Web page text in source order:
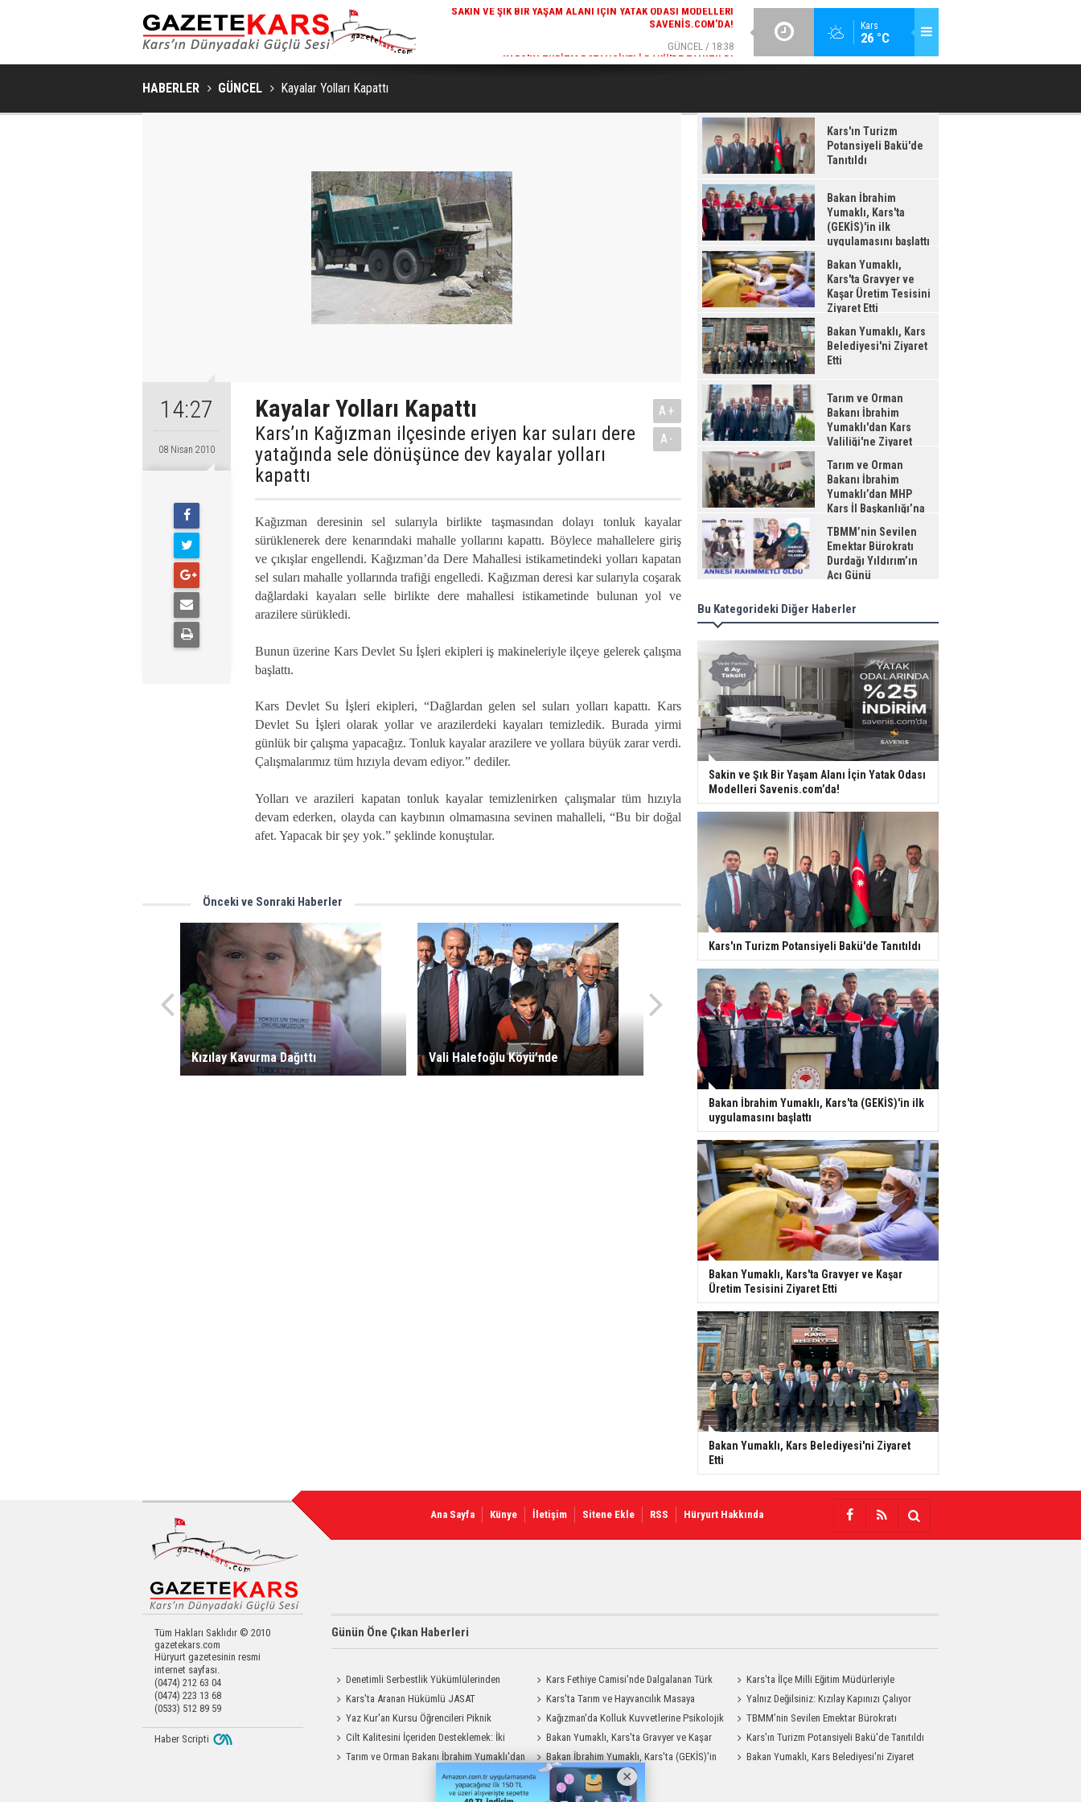
Kars
26 °C
GÜNCEL / 18:38
BAKAN İBRAHIM YUMAKLI, KARS'TA (GEKİS)'IN ILK
HABERLER GÜNCEL Kayalar Yolları Kapattı
14:27
08 Nisan 2010
Kayalar Yolları Kapattı
Kars’ın Kağızman ilçesinde eriyen kar suları dere
yatağında sele dönüşünce dev kayalar yolları
kapattı
A+
A-
Kağızman deresinin sel sularıyla birlikte taşmasından dolayı tonluk kayalar
sürüklenerek dere kenarındaki mahalle yollarını kapattı. Böylece mahallelere giriş
ve çıkışlar engellendi. Kağızman’da Dere Mahallesi istikametindeki yolları kapatan
sel suları mahalle yollarında trafiği engelledi. Kağızman deresi kar sularıyla coşarak
dağlardaki kayaları selle birlikte dere mahallesi istikametinde bulunan yol ve
arazilere sürükledi.
Bunun üzerine Kars Devlet Su İşleri ekipleri iş makineleriyle ilçeye gelerek çalışma
başlattı.
Kars Devlet Su İşleri ekipleri, “Dağlardan gelen sel suları yolları kapattı. Kars
Devlet Su İşleri olarak yollar ve arazilerdeki kayaları temizledik. Burada yirmi
günlük bir çalışma yapacağız. Tonluk kayalar arazilere ve yollara büyük zarar verdi.
Çalışmalarımız tüm hızıyla devam ediyor.” dediler.
Yolları ve arazileri kapatan tonluk kayalar temizlenirken çalışmalar tüm hızıyla
devam ederken, olayda can kaybının olmamasına sevinen mahalleli, “Bu bir doğal
afet. Yapacak bir şey yok.” şeklinde konuştular.
Önceki ve Sonraki Haberler
Kızılay Kavurma Dağıttı Vali Halefoğlu Köyü’nde
Kars'ın Turizm
Potansiyeli Bakü'de
Tanıtıldı
Bakan İbrahim
Yumaklı, Kars'ta
(GEKİS)'in ilk
uygulamasını başlattı
Bakan Yumaklı,
Kars'ta Gravyer ve
Kaşar Üretim Tesisini
Ziyaret Etti
Bakan Yumaklı, Kars
Belediyesi'ni Ziyaret
Etti
Tarım ve Orman
Bakanı İbrahim
Yumaklı'dan Kars
Valiliği'ne Ziyaret
Tarım ve Orman
Bakanı İbrahim
Yumaklı’dan MHP
Kars İl Başkanlığı’na
Ziyaret
TBMM’nin Sevilen
Emektar Bürokratı
Durdağı Yıldırım’ın
Acı Günü
Bu Kategorideki Diğer Haberler
Sakin ve Şık Bir Yaşam Alanı İçin Yatak Odası
Modelleri Savenis.com’da!
Kars'ın Turizm Potansiyeli Bakü'de Tanıtıldı
Bakan İbrahim Yumaklı, Kars'ta (GEKİS)'in ilk
uygulamasını başlattı
Bakan Yumaklı, Kars'ta Gravyer ve Kaşar
Üretim Tesisini Ziyaret Etti
Bakan Yumaklı, Kars Belediyesi'ni Ziyaret
Etti
Ana Sayfa Künye İletişim Sitene Ekle RSS Hüryurt Hakkında
Tüm Hakları Saklıdır © 2010
gazetekars.com
Hüryurt gazetesinin resmi
internet sayfası.
(0474) 212 63 04
(0474) 223 13 68
(0533) 512 89 59
Günün Öne Çıkan Haberleri
Denetimli Serbestlik Yükümlülerinden
Okula Temizlik Desteği
Kars Fethiye Camisi'nde Dalgalanan Türk
Bayrağı Görenlerin Beğenisini Topladı
Kars'ta İlçe Milli Eğitim Müdürleriyle
Değerlendirme Toplantısı
Kars'ta Aranan Hükümlü JASAT
Operasyonuyla Yakalandı
Kars'ta Tarım ve Hayvancılık Masaya
Yatırıldı
Yalnız Değilsiniz: Kızılay Kapınızı Çalıyor
Yaz Kur'an Kursu Öğrencileri Piknik
Coşkusu Yaşadı
Kağızman'da Kolluk Kuvvetlerine Psikolojik
İlk Yardım Eğitimi
TBMM’nin Sevilen Emektar Bürokratı
Durdağı Yıldırım’ın Acı Günü
Cilt Kalitesini İçeriden Desteklemek: İki
Enjeksiyon Uygulamasının Karşılaştırması
Bakan Yumaklı, Kars'ta Gravyer ve Kaşar
Üretim Tesisini Ziyaret Etti
Kars'ın Turizm Potansiyeli Bakü'de Tanıtıldı
Tarım ve Orman Bakanı İbrahim Yumaklı'dan
Bakan İbrahim Yumaklı, Kars'ta (GEKİS)'in
ilk uygulamasını başlattı
Bakan Yumaklı, Kars Belediyesi'ni Ziyaret
Haber Scripti